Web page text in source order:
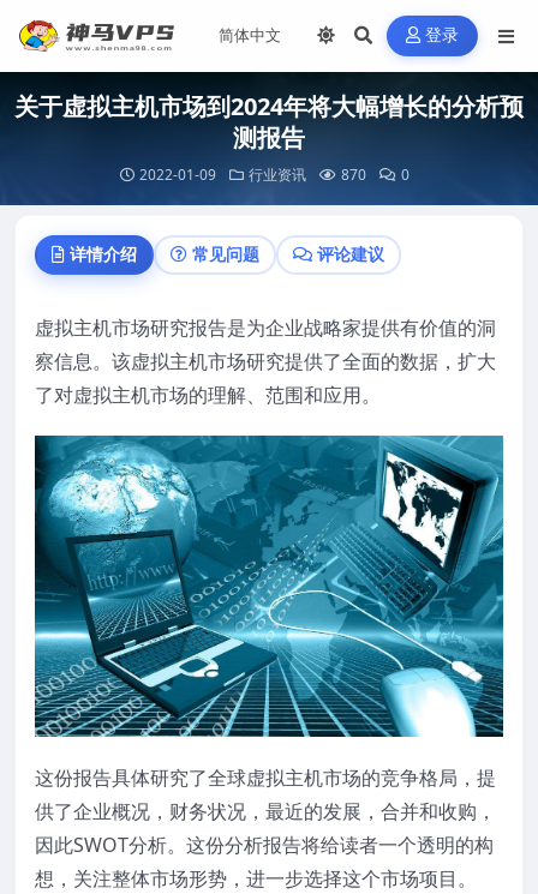
登录
关于虚拟主机市场到2024年将大幅增长的分析预
测报告
2022-01-09 行业资讯 870 0
详情介绍 常见问题 评论建议
虚拟主机市场研究报告是为企业战略家提供有价值的洞
察信息。该虚拟主机市场研究提供了全面的数据，扩大
了对虚拟主机市场的理解、范围和应用。
这份报告具体研究了全球虚拟主机市场的竞争格局，提
供了企业概况，财务状况，最近的发展，合并和收购，
因此SWOT分析。这份分析报告将给读者一个透明的构
想，关注整体市场形势，进一步选择这个市场项目。